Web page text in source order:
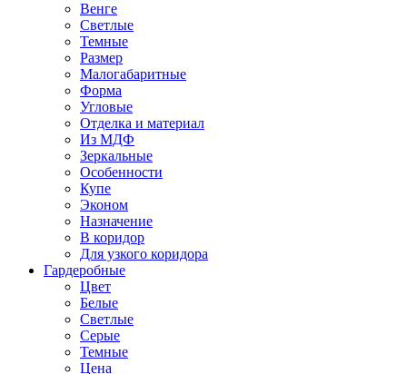
Венге
Светлые
Темные
Размер
Малогабаритные
Форма
Угловые
Отделка и материал
Из МДФ
Зеркальные
Особенности
Купе
Эконом
Назначение
В коридор
Для узкого коридора
Гардеробные
Цвет
Белые
Светлые
Серые
Темные
Цена